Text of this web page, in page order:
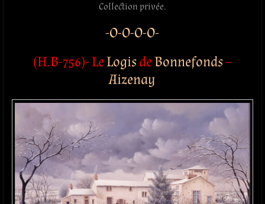
Collection privée.
-O-O-O-O-
(H.B-756)- LeLogisdeBonnefonds–
Aizenay